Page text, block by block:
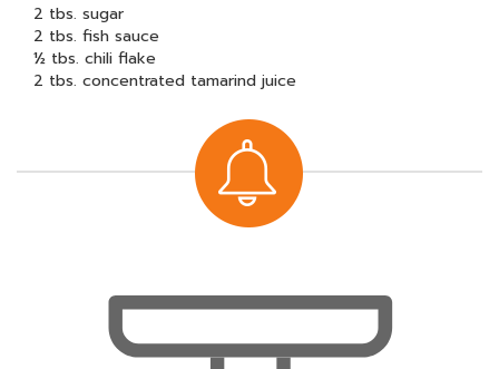
2 tbs. sugar
2 tbs. fish sauce
½ tbs. chili flake
2 tbs. concentrated tamarind juice